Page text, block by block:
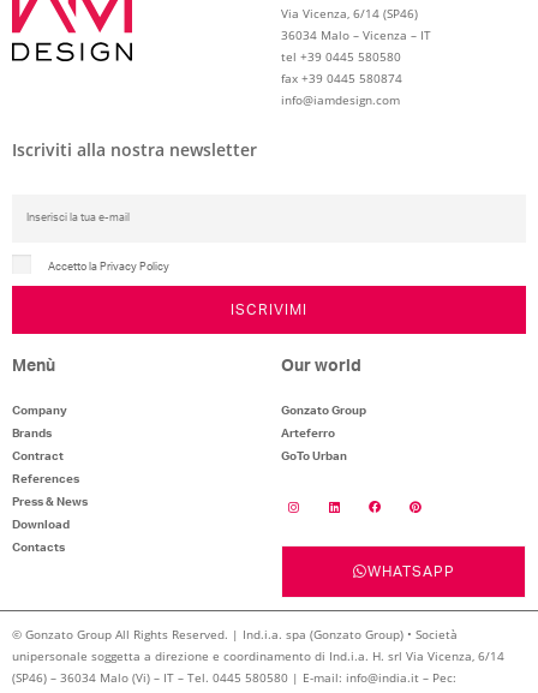
Via Vicenza, 6/14 (SP46)
36034 Malo – Vicenza – IT
tel +39 0445 580580
fax +39 0445 580874
info@iamdesign.com
Iscriviti alla nostra newsletter
Accetto la Privacy Policy
ISCRIVIMI
Menù
Company
Brands
Contract
References
Press & News
Download
Contacts
Our world
Gonzato Group
Arteferro
GoTo Urban
WHATSAPP
© Gonzato Group All Rights Reserved. | Ind.i.a. spa (Gonzato Group) • Società
unipersonale soggetta a direzione e coordinamento di Ind.i.a. H. srl Via Vicenza, 6/14
(SP46) – 36034 Malo (Vi) – IT – Tel. 0445 580580 | E-mail: info@india.it – Pec: